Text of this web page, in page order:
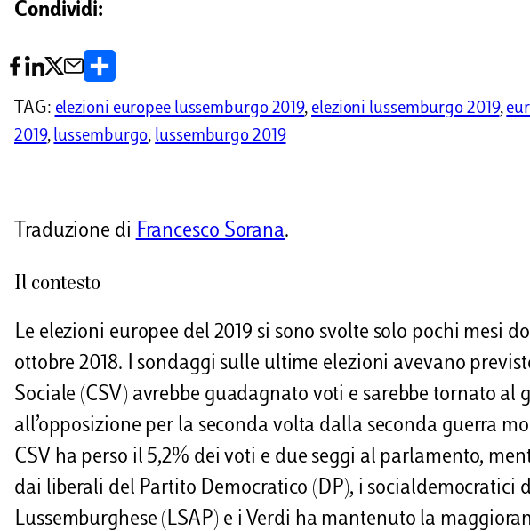
Condividi:
n
v
TAG: elezioni europee lussemburgo 2019, elezioni lussemburgo 2019,
2019, lussemburgo, lussemburgo 2019
Traduzione di Francesco Sorana.
Il contesto
Le elezioni europee del 2019 si sono svolte solo pochi mesi
ottobre 2018. I sondaggi sulle ultime elezioni avevano
Sociale (CSV) avrebbe guadagnato voti e sarebbe tornato al
all’opposizione per la seconda volta dalla seconda guerra
CSV ha perso il 5,2% dei voti e due seggi al parlamento,
dai liberali del Partito Democratico (DP), i socialdemocratici
Lussemburghese (LSAP) e i Verdi ha mantenuto la